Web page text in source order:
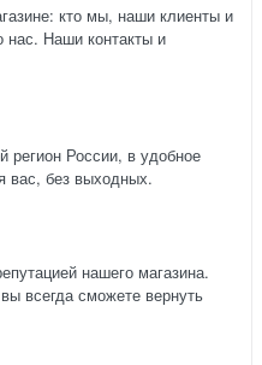
кто мы, наши клиенты и
нас. Наши контакты и
регион России, в удобное
вас, без выходных.
нашего магазина.
всегда сможете вернуть